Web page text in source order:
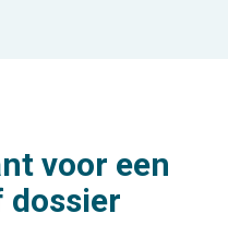
voor een
dossier